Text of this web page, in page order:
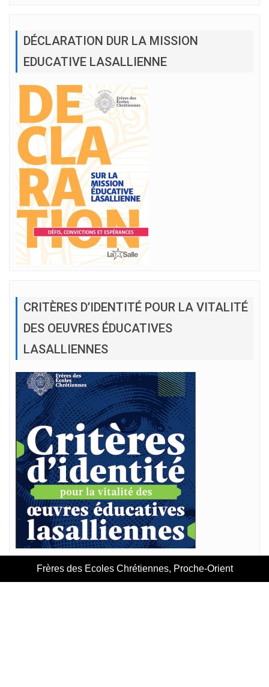
DÉCLARATION DUR LA MISSION
EDUCATIVE LASALLIENNE
CRITÈRES D’IDENTITÉ POUR LA VITALITÉ
DES OEUVRES ÉDUCATIVES
LASALLIENNES
Frères des Ecoles Chrétiennes, Proche-Orient